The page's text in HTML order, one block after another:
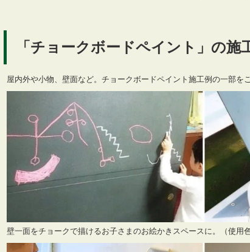
「チョークボードペイント」の施
屋内外や小物、壁面など。チョークボードペイント施工例の一部を
壁一面をチョークで描けるお子さまのお絵かきスペースに。（使用